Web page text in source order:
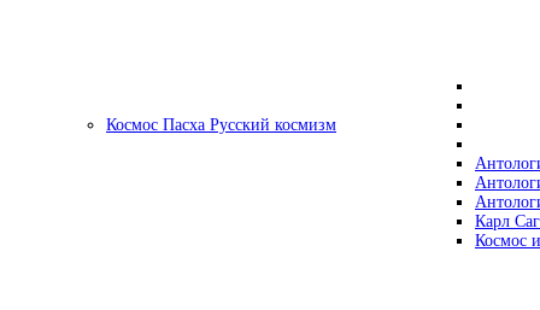
Космос Пасха Русский космизм
Карл
Космос